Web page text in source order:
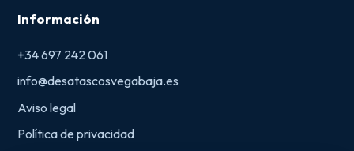
Información
+34 697 242 061
info@desatascosvegabaja.es
Aviso legal
Política de privacidad